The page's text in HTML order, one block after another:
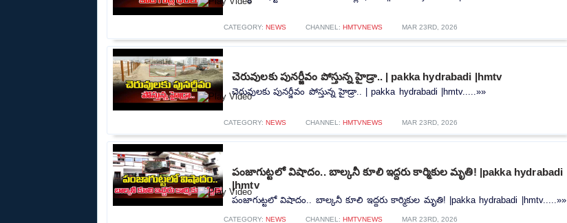
CATEGORY: NEWS CHANNEL: HMTVNEWS MAR 23RD, 2026
చెరువులకు పునర్జీవం పోస్తున్న హైడ్రా.. | pakka hydrabadi |hmtv
చెరువులకు పునర్జీవం పోస్తున్న హైడ్రా.. | pakka hydrabadi |hmtv.....»»
CATEGORY: NEWS CHANNEL: HMTVNEWS MAR 23RD, 2026
పంజాగుట్టలో విషాదం.. బాల్కనీ కూలి ఇద్దరు కార్మికుల మృతి! |pakka hydrabadi
|hmtv
పంజాగుట్టలో విషాదం.. బాల్కనీ కూలి ఇద్దరు కార్మికుల మృతి! |pakka hydrabadi |hmtv.....»»
CATEGORY: NEWS CHANNEL: HMTVNEWS MAR 23RD, 2026